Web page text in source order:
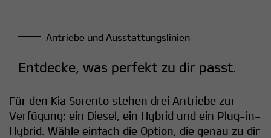
Antriebe und Ausstattungslinien
Entdecke, was perfekt zu dir passt.
Für den Kia Sorento stehen drei Antriebe zur
Verfügung: ein Diesel, ein Hybrid und ein Plug-in-
Hybrid. Wähle einfach die Option, die genau zu dir